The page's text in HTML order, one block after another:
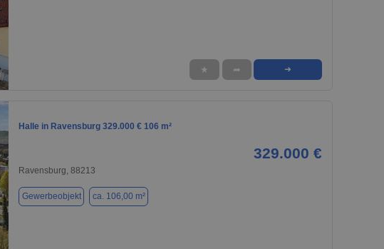
★ ➦ ➜
Halle in Ravensburg 329.000 € 106 m²
329.000 €
Ravensburg, 88213
Gewerbeobjekt ca. 106,00 m²